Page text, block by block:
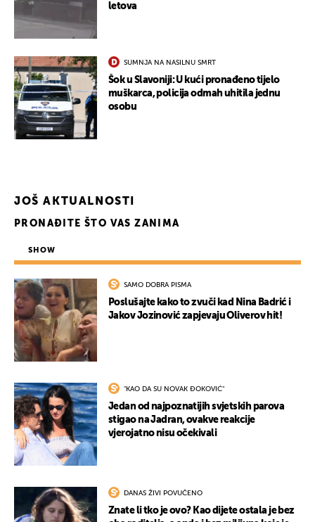
letova
SUMNJA NA NASILNU SMRT
Šok u Slavoniji: U kući pronađeno tijelo
muškarca, policija odmah uhitila jednu
osobu
JOŠ AKTUALNOSTI
PRONAĐITE ŠTO VAS ZANIMA
SHOW
SAMO DOBRA PISMA
Poslušajte kako to zvuči kad Nina Badrić i
Jakov Jozinović zapjevaju Oliverov hit!
"KAO DA SU NOVAK ĐOKOVIĆ"
Jedan od najpoznatijih svjetskih parova
stigao na Jadran, ovakve reakcije
vjerojatno nisu očekivali
DANAS ŽIVI POVUČENO
Znate li tko je ovo? Kao dijete ostala je bez